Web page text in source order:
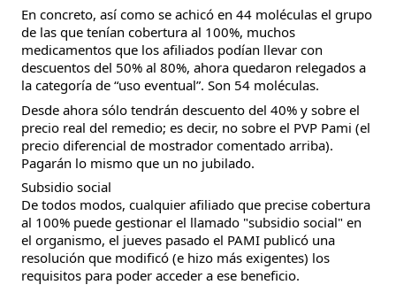
En concreto, así como se achicó en 44 moléculas el grupo
de las que tenían cobertura al 100%, muchos
medicamentos que los afiliados podían llevar con
descuentos del 50% al 80%, ahora quedaron relegados a
la categoría de “uso eventual”. Son 54 moléculas.
Desde ahora sólo tendrán descuento del 40% y sobre el
precio real del remedio; es decir, no sobre el PVP Pami (el
precio diferencial de mostrador comentado arriba).
Pagarán lo mismo que un no jubilado.
Subsidio social
De todos modos, cualquier afiliado que precise cobertura
al 100% puede gestionar el llamado "subsidio social" en
el organismo, el jueves pasado el PAMI publicó una
resolución que modificó (e hizo más exigentes) los
requisitos para poder acceder a ese beneficio.